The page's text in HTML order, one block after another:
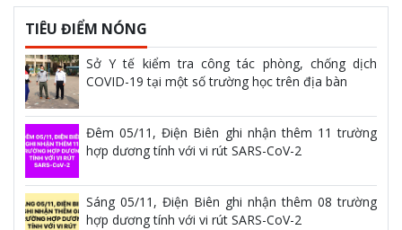
TIÊU ĐIỂM NÓNG
Sở Y tế kiểm tra công tác phòng, chống dịch
COVID-19 tại một số trường học trên địa bàn
Đêm 05/11, Điện Biên ghi nhận thêm 11 trường
hợp dương tính với vi rút SARS-CoV-2
Sáng 05/11, Điện Biên ghi nhận thêm 08 trường
hợp dương tính với vi rút SARS-CoV-2